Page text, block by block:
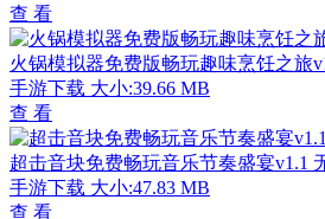
查 看
火锅模拟器免费版畅玩趣味烹饪之旅
手游下载 大小:39.66 MB
查 看
超击音块免费畅玩音乐节奏盛宴v1.1
手游下载 大小:47.83 MB
查 看